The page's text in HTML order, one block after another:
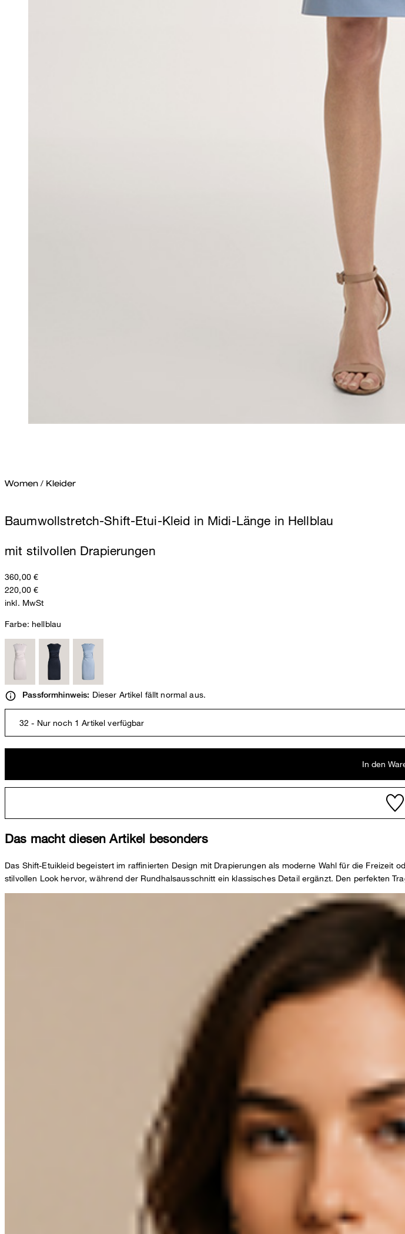
Women / Kleider
Baumwollstretch-Shift-Etui-Kleid in Midi-Länge in Hellblau
mit stilvollen Drapierungen
360,00 €
220,00 €
inkl. MwSt
Farbe: hellblau
Passformhinweis: Dieser Artikel fällt normal aus.
32 - Nur noch 1 Artikel verfügbar
In den
Das macht diesen Artikel besonders
Das Shift-Etuikleid begeistert im raffinierten Design mit Drapierungen als moderne Wahl für die
stilvollen Look hervor, während der Rundhalsausschnitt ein klassisches Detail ergänzt. Den perfekten